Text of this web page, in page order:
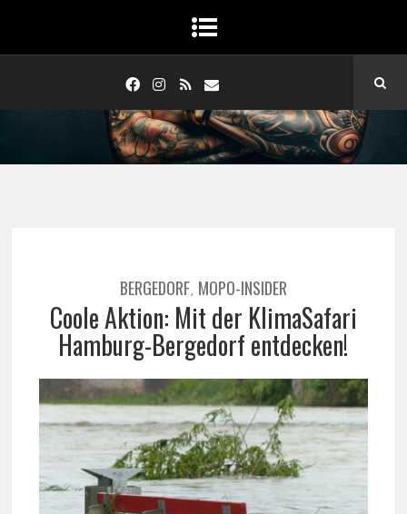
BERGEDORF, MOPO-INSIDER
Coole Aktion: Mit der KlimaSafari
Hamburg-Bergedorf entdecken!